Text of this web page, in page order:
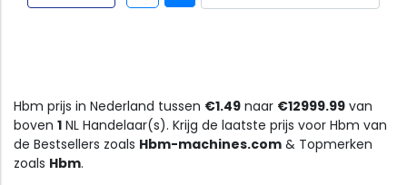
Hbm prijs in Nederland tussen €1.49 naar €12999.99 van
boven 1 NL Handelaar(s). Krijg de laatste prijs voor Hbm van
de Bestsellers zoals Hbm-machines.com & Topmerken
zoals Hbm.